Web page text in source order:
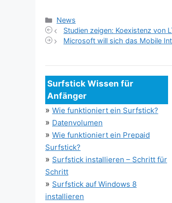
Kategorien
News
Studien zeigen: Koexistenz von
Microsoft will sich das Mobile
Surfstick Wissen für
Anfänger
» Wie funktioniert ein Surfstick?
» Datenvolumen
» Wie funktioniert ein Prepaid
Surfstick?
» Surfstick installieren – Schritt für
Schritt
» Surfstick auf Windows 8
installieren